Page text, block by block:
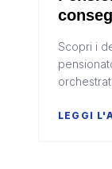
Scopri i
LEGGI